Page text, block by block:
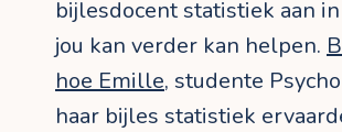
bijlesdocent statistiek aan
jou kan verder kan helpen.
hoe Emille, studente
haar bijles statistiek